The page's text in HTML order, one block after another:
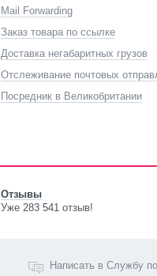
Mail Forwarding
Заказ товара по ссылке
Доставка негабаритных грузов
Отслеживание почтовых
Посредник в Великобритании
Отзывы
Уже 283 541 отзыв!
Написать в Службу